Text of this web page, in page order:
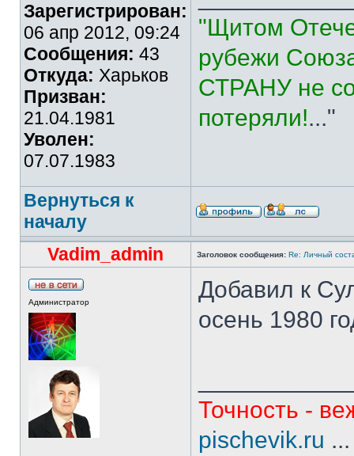
Зарегистрирован:
06 апр 2012, 09:24
Сообщения: 43
Откуда: Харьков
Призван:
21.04.1981
Уволен:
07.07.1983
"Щитом
рубежи
СТРАНУ не
потеряли!..."
Вернуться к
началу
Vadim_admin
Заголовок сообщения: Re: Личный
Администратор
Добавил к
осень 1980
Точность -
pischevik.ru